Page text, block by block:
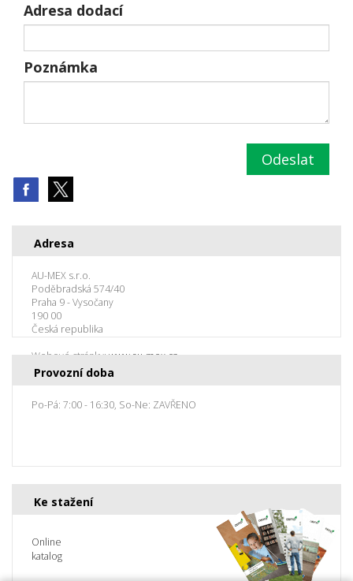
Adresa dodací
Poznámka
Odeslat
Adresa
AU-MEX s.r.o.
Poděbradská 574/40
Praha 9 - Vysočany
190 00
Česká republika
Webové stránky: www.au-mex.cz
Provozní doba
Po-Pá: 7:00 - 16:30, So-Ne: ZAVŘENO
Ke stažení
Online
katalog